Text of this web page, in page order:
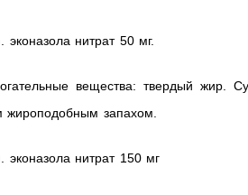
эконазола нитрат 50 мг.
вещества: твердый жир.
жироподобным запахом.
эконазола нитрат 150 мг